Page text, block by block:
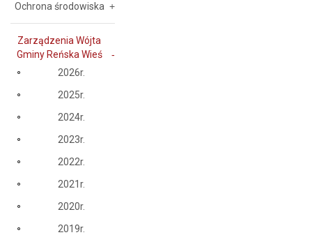
Ochrona środowiska
Zarządzenia Wójta
Gminy Reńska Wieś
2026r.
2025r.
2024r.
2023r.
2022r.
2021r.
2020r.
2019r.